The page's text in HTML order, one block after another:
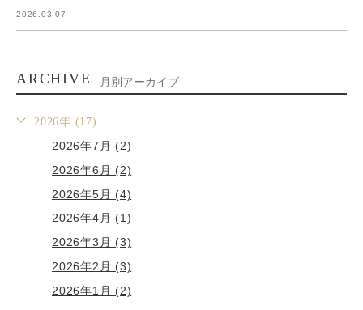
2026.03.07
ARCHIVE 月別アーカイブ
2026年 (17)
2026年7月 (2)
2026年6月 (2)
2026年5月 (4)
2026年4月 (1)
2026年3月 (3)
2026年2月 (3)
2026年1月 (2)